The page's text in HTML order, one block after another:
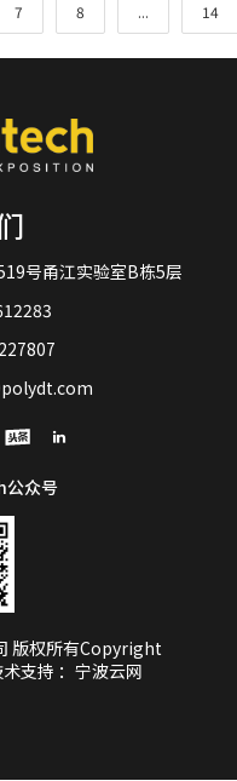
7 8 ... 14
号甬江实验室B栋5层
众号
版权所有Copyright
术支持 ：宁波云网